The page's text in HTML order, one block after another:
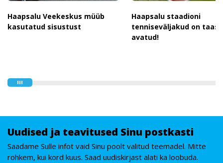
Haapsalu Veekeskus müüb
kasutatud sisustust
Haapsalu staadioni
tenniseväljakud on taas
avatud!
Uudised ja teavitused Sinu postkasti
Saadame Sulle infot vaid Sinu poolt valitud teemadel. Mitte
rohkem, kui kord kuus. Saad uudiskirjast alati ka loobuda.